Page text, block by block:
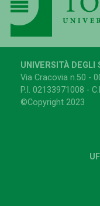
UNIVERSITÀ DEGLI
Via Cracovia n.50 -
P.I. 02133971008 -
©Copyright 2023